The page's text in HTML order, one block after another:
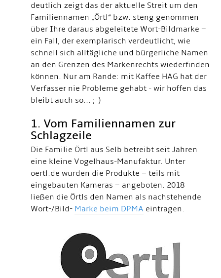
deutlich zeigt das der aktuelle Streit um den
Familiennamen „Örtl“ bzw. steng genommen
über Ihre daraus abgeleitete Wort-Bildmarke –
ein Fall, der exemplarisch verdeutlicht, wie
schnell sich alltägliche und bürgerliche Namen
an den Grenzen des Markenrechts wiederfinden
können. Nur am Rande: mit Kaffee HAG hat der
Verfasser nie Probleme gehabt - wir hoffen das
bleibt auch so... ;-)
1. Vom Familiennamen zur
Schlagzeile
Die Familie Örtl aus Selb betreibt seit Jahren
eine kleine Vogelhaus-Manufaktur. Unter
oertl.de wurden die Produkte – teils mit
eingebauten Kameras – angeboten. 2018
ließen die Örtls den Namen als nachstehende
Wort-/Bild- Marke beim DPMA eintragen.